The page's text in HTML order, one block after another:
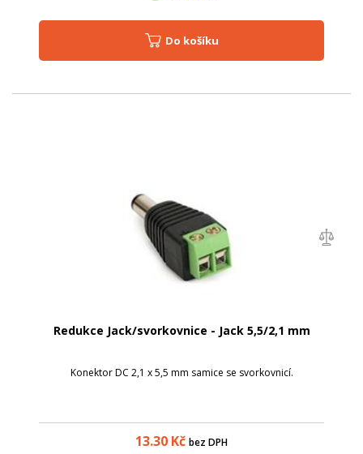
Do košíku
Redukce Jack/svorkovnice - Jack 5,5/2,1 mm
Konektor DC 2,1 x 5,5 mm samice se svorkovnicí.
13.30 Kč bez DPH